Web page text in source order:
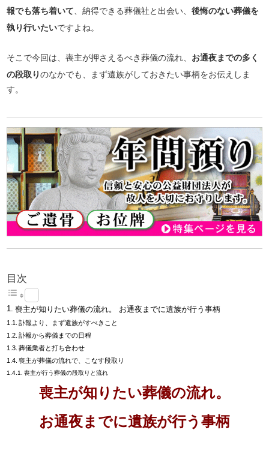
報でも落ち着いて 、納得できる葬儀社と出会い、後悔のない葬儀を
執り行いたいですよね。
そこで今回は、喪主が押さえるべき葬儀の流れ、 お通夜までの多く
の段取りのなかでも、まず遺族がしておきたい事柄をお伝えしま
す。
目次
喪主が知りたい葬儀の流れ。 お通夜までに遺族が行う事柄
訃報より、まず遺族がすべきこと
訃報から葬儀までの日程
葬儀業者と打ち合わせ
喪主が葬儀の流れで、こなす段取り
喪主が行う葬儀の段取りと流れ
喪主が知りたい葬儀の流れ。
お通夜までに遺族が行う事柄